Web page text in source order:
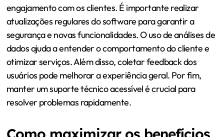
engajamento com os clientes. É importante realizar
atualizações regulares do software para garantir a
segurança e novas funcionalidades. O uso de análises de
dados ajuda a entender o comportamento do cliente e
otimizar serviços. Além disso, coletar feedback dos
usuários pode melhorar a experiência geral. Por fim,
manter um suporte técnico acessível é crucial para
resolver problemas rapidamente.